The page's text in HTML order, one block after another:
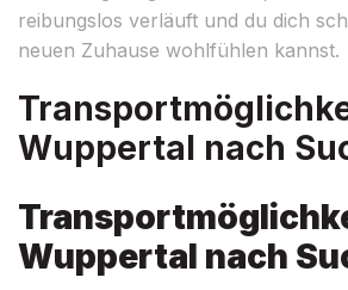
reibungslos verläuft und du dich
neuen Zuhause wohlfühlen kannst.
Wuppertal nach
Wuppertal nach